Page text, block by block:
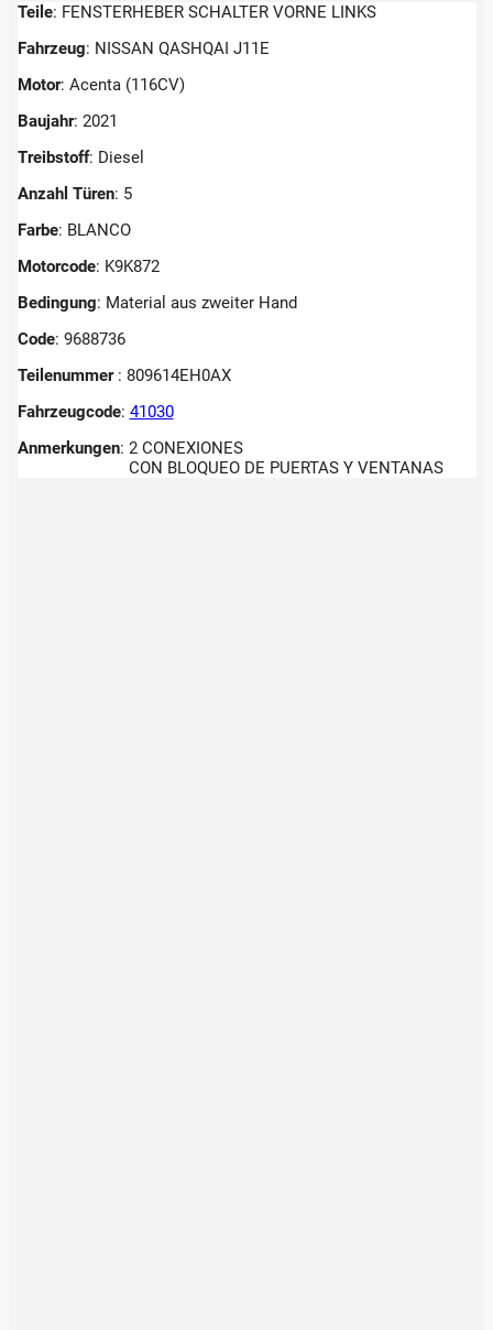
Teile: FENSTERHEBER SCHALTER VORNE LINKS
Fahrzeug: NISSAN QASHQAI J11E
Motor: Acenta (116CV)
Baujahr: 2021
Treibstoff: Diesel
Anzahl Türen: 5
Farbe: BLANCO
Motorcode: K9K872
Bedingung: Material aus zweiter Hand
Code: 9688736
Teilenummer : 809614EH0AX
Fahrzeugcode: 41030
Anmerkungen: 2 CONEXIONES
CON BLOQUEO DE PUERTAS Y VENTANAS